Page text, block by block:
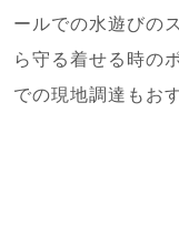
ールでの水遊びの
ら守る着せる時の
での現地調達もお